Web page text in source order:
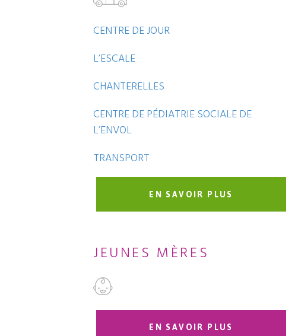
CENTRE DE JOUR
L’ESCALE
CHANTERELLES
CENTRE DE PÉDIATRIE SOCIALE DE
L’ENVOL
TRANSPORT
EN SAVOIR PLUS
JEUNES MÈRES
EN SAVOIR PLUS